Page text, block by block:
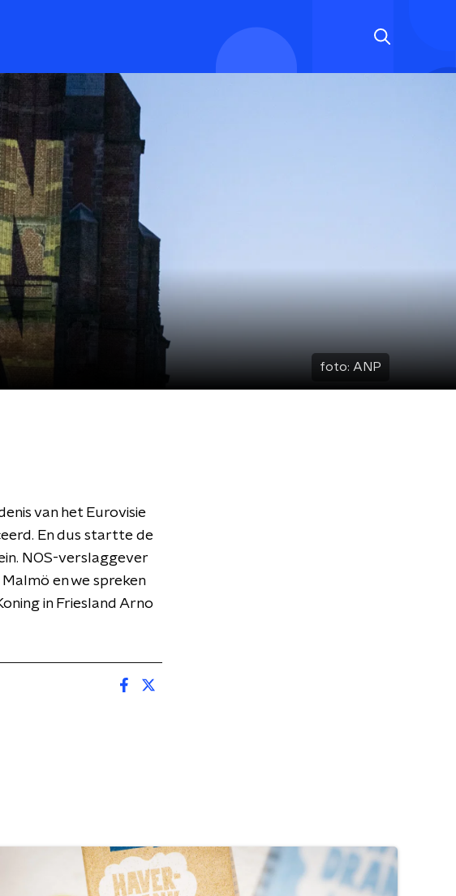
foto: ANP
van het Eurovisie
En dus startte de
NOS-verslaggever
en we spreken
in Friesland Arno